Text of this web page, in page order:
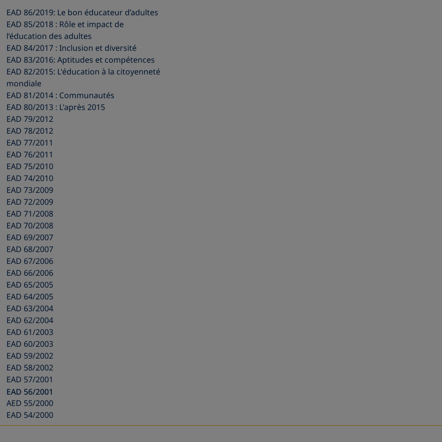
EAD 86/2019: Le bon éducateur d’adultes
EAD 85/2018 : Rôle et impact de
l’éducation des adultes
EAD 84/2017 : Inclusion et diversité
EAD 83/2016: Aptitudes et compétences
EAD 82/2015: L'éducation à la citoyenneté
mondiale
EAD 81/2014 : Communautés
EAD 80/2013 : L'après 2015
EAD 79/2012
EAD 78/2012
EAD 77/2011
EAD 76/2011
EAD 75/2010
EAD 74/2010
EAD 73/2009
EAD 72/2009
EAD 71/2008
EAD 70/2008
EAD 69/2007
EAD 68/2007
EAD 67/2006
EAD 66/2006
EAD 65/2005
EAD 64/2005
EAD 63/2004
EAD 62/2004
EAD 61/2003
EAD 60/2003
EAD 59/2002
EAD 58/2002
EAD 57/2001
EAD 56/2001
AED 55/2000
EAD 54/2000